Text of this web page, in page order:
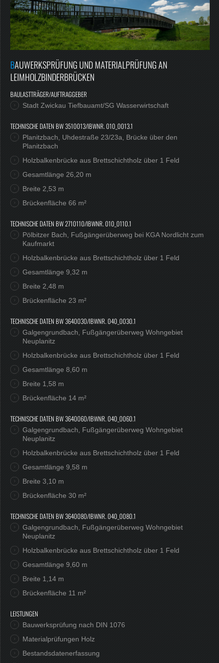
Jobs
BAUWERKSPRÜFUNG UND MATERIALPRÜFUNG AN
LEIMHOLZBINDERBRÜCKEN
BAULASTTRÄGER/AUFTRAGGEBER
Stadt Zwickau Tiefbauamt/SG Wasserwirtschaft
TECHNISCHE DATEN BW 3510013/IBWNR. 010_0013.1
Planitzbach, Uhdestraße 23/23a, Brücke über den
Planitzbach
Holzbalkenbrücke aus Brettschichtholz über 1 Feld
Gesamtlänge 26,20 m
Breite 2,53 m
Brückenfläche 66 m²
TECHNISCHE DATEN BW 2710110/IBWNR. 010_0110.1
Pölbitzer Bach, Fußgängerüberweg bei KGA Nordlicht zum
Kaufmarkt
Holzbalkenbrücke aus Brettschichtholz über 1 Feld
Gesamtlänge 9,32 m
Breite 2,48 m
Brückenfläche 23 m²
TECHNISCHE DATEN BW 3640030/IBWNR. 040_0030.1
Galgengrundbach, Fußgängerüberweg Wohngebiet
Neuplanitz
Holzbalkenbrücke aus Brettschichtholz über 1 Feld
Gesamtlänge 8,60 m
Breite 1,58 m
Brückenfläche 14 m²
TECHNISCHE DATEN BW 3640060/IBWNR. 040_0060.1
Galgengrundbach, Fußgängerüberweg Wohngebiet
Neuplanitz
Holzbalkenbrücke aus Brettschichtholz über 1 Feld
Gesamtlänge 9,58 m
Breite 3,10 m
Brückenfläche 30 m²
TECHNISCHE DATEN BW 3640080/IBWNR. 040_0080.1
Galgengrundbach, Fußgängerüberweg Wohngebiet
Neuplanitz
Holzbalkenbrücke aus Brettschichtholz über 1 Feld
Gesamtlänge 9,60 m
Breite 1,14 m
Brückenfläche 11 m²
LEISTUNGEN
Bauwerksprüfung nach DIN 1076
Materialprüfungen Holz
Bestandsdatenerfassung